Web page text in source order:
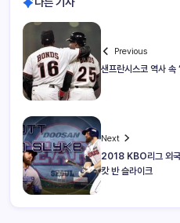
Previous
샌프란시스코 역사 속
Next
2018 KBO리그 외국
캇 반 슬라이크